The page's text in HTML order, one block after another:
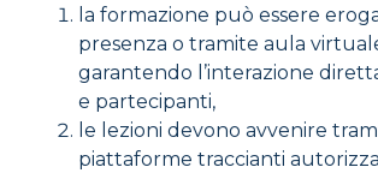
la formazione può essere
presenza o tramite aula
garantendo l’interazione
e partecipanti,
le lezioni devono avvenire
piattaforme traccianti